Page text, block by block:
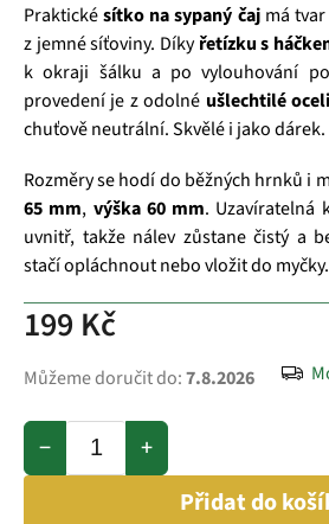
199 Kč
Můžeme doručit do:7.8.2026
+
−
Přidat do
Praktickésítko na sypaný čajmá tvar
z jemné síťoviny. Díkyřetízku s
k okraji šálku a po vylouhování
provedení je z odolné ušlechtilé oceli
chuťově neutrální. Skvělé i jako dárek.
Rozměry se hodí do běžných hrnků i
65 mm, výška 60 mm. Uzavíratelná
uvnitř, takže nálev zůstane čistý a
stačí opláchnout nebo vložit do myčky.